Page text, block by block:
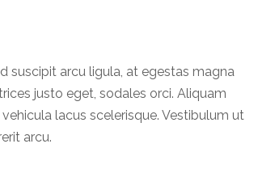
suscipit arcu ligula, at egestas magna
justo eget, sodales orci. Aliquam
lacus scelerisque. Vestibulum ut
arcu.